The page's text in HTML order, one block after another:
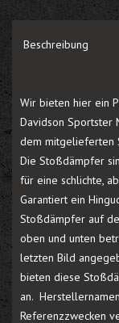
Beschreibung
Wir bieten hier ein
Davidson Sportster
dem mitgelieferten
Die Stoßdämpfer
für eine schlichte,
Garantiert ein
Stoßdämpfer auf
oben und unten
letzten Bild
bieten diese
an.
Referenzzwecken